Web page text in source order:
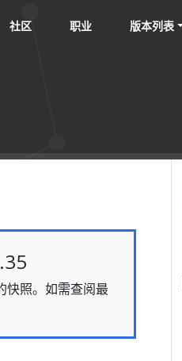
社区 职业 版本列表
快照。如需查阅最